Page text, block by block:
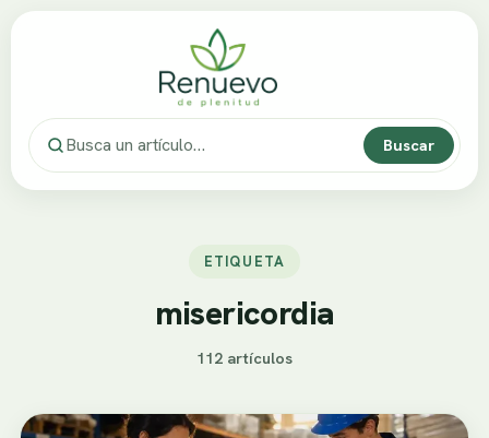
Buscar
ETIQUETA
misericordia
112 artículos